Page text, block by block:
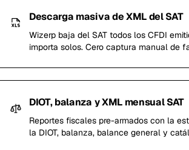
Descarga masiva de XML del SAT
Wizerp baja del SAT todos los CFDI
importa solos. Cero captura manual de
DIOT, balanza y XML mensual SAT
Reportes fiscales pre-armados con la
la DIOT, balanza, balance general y